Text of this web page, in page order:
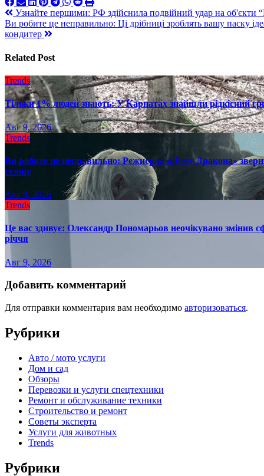
Навигация
по
Узнайте першими: РФ здійснила подвійний удар на об'єкти
Ви робите це неправильно: Ці дрібниці зроблять вашу паску
кондитер
Related Post
Trends
Тільки 1% людей знають: У Карпатах знайшли рідкісний
Авг 9, 2026
Trends
Ви робите це неправильно: Режисрка «Дому Дракона»
сезону
Авг 9, 2026
Trends
Це вас здивує: Олександр Пономарьов неочікувано змінив
річчя
Авг 9, 2026
Добавить комментарий
Для отправки комментария вам необходимо авторизоваться.
Рубрики
Авто / мото услуги
Дом и сад
Обзоры
Перевозки и услуги спецтехники
Ремонт и обслуживание техники
Строительство и ремонт
Советы эксперта
Услуги для животных
Trends
Рубрики